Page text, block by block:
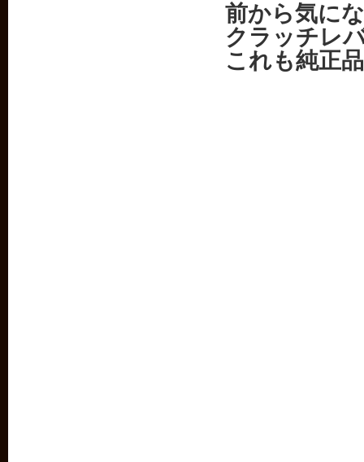
前から気に
クラッチレ
これも純正